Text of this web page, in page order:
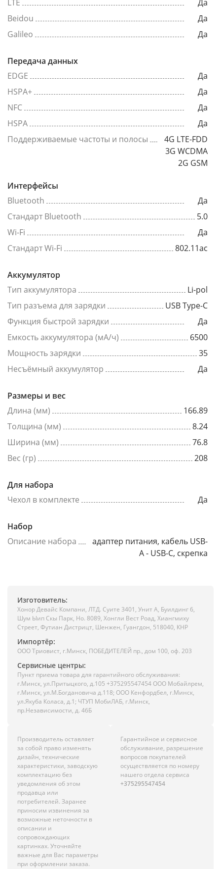
LTE
Да
Beidou
Да
Galileo
Да
Передача данных
EDGE
Да
HSPA+
Да
NFC
Да
HSPA
Да
Поддерживаемые частоты и полосы
4G LTE-FDD
3G WCDMA
2G GSM
Интерфейсы
Bluetooth
Да
Стандарт Bluetooth
5.0
Wi-Fi
Да
Стандарт Wi-Fi
802.11ac
Аккумулятор
Тип аккумулятора
Li-pol
Тип разъема для зарядки
USB Type-C
Функция быстрой зарядки
Да
Емкость аккумулятора (мА/ч)
6500
Мощность зарядки
35
Несъёмный аккумулятор
Да
Размеры и вес
Длина (мм)
166.89
Толщина (мм)
8.24
Ширина (мм)
76.8
Вес (гр)
208
Для набора
Чехол в комплекте
Да
Набор
Описание набора
адаптер питания, кабель USB-
A - USB-C, скрепка
Изготовитель:
Хонор Девайс Компани, ЛТД. Суите 3401, Унит A, Буилдинг 6,
Шум Ыип Скы Парк, Но. 8089, Хонгли Вест Роад, Xиангмиху
Стреет, Футиан Дистрицт, Шенжен, Гуангдон, 518040, КНР
Импортёр:
ООО Триовист, г.Минск, ПОБЕДИТЕЛЕЙ пр., дом 100, оф. 203
Сервисные центры:
Пункт приема товара для гарантийного обслуживания:
г.Минск, ул.Притыцкого, д.105 +375295547454 ООО Мобайлрем,
г.Минск, ул.М.Богдановича д.118; ООО Кенфордбел, г.Минск,
ул.Якуба Коласа, д.1; ЧТУП МобиЛАБ, г.Минск,
пр.Независимости, д. 46Б
Производитель оставляет
за собой право изменять
дизайн, технические
характеристики, заводскую
комплектацию без
уведомления об этом
продавца или
потребителей. Заранее
приносим извинения за
возможные неточности в
описании и
сопровождающих
картинках. Уточняйте
важные для Вас параметры
при оформлении заказа.
Гарантийное и сервисное
обслуживание, разрешение
вопросов покупателей
осуществляется по номеру
нашего отдела сервиса
+375295547454